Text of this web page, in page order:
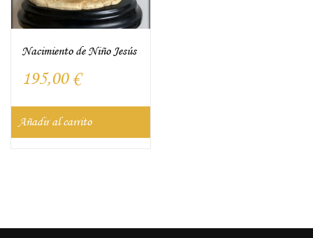
Nacimiento de Niño Jesús
195,00 €
Añadir al carrito